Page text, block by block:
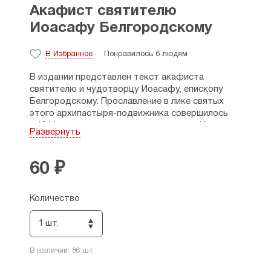
Акафист святителю
Иоасафу Белгородскому
В Избранное Понравилось 6 людям
В издании представлен текст акафиста
святителю и чудотворцу Иоасафу, епископу
Белгородскому. Прославление в лике святых
этого архипастыря-подвижника совершилось
II. Память святителя совершается ежегодно
(по старому стилю — день обретения мощей).
и может использоваться для домашнего
укреплению веры и духовной связи с Богом.
Издание также может стать подарком для
в праздничные периоды, например
Развернуть
60 ₽
Количество
1 шт.
В наличии: 86 шт.